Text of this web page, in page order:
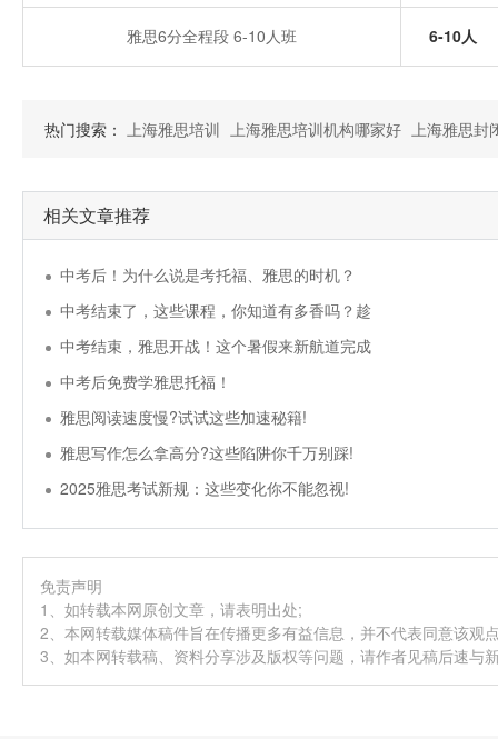
雅思6分全程段 6-10人班 6-10人
热门搜索： 上海雅思培训 上海雅思培训机构哪家好 上海雅思封
相关文章推荐
中考后！为什么说是考托福、雅思的时机？
中考结束了，这些课程，你知道有多香吗？趁
中考结束，雅思开战！这个暑假来新航道完成
中考后免费学雅思托福！
雅思阅读速度慢?试试这些加速秘籍!
雅思写作怎么拿高分?这些陷阱你千万别踩!
2025雅思考试新规：这些变化你不能忽视!
免责声明
1、如转载本网原创文章，请表明出处;
2、本网转载媒体稿件旨在传播更多有益信息，并不代表同意该观
3、如本网转载稿、资料分享涉及版权等问题，请作者见稿后速